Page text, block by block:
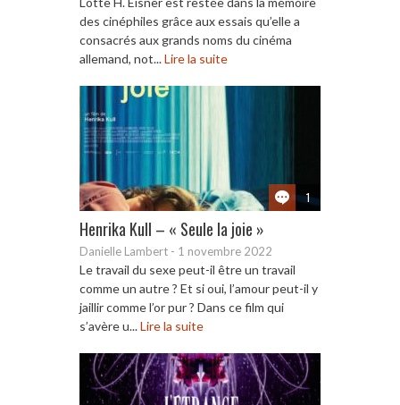
des cinéphiles grâce aux essais qu’elle a
consacrés aux grands noms du cinéma
allemand, not...Lire la suite
1
Henrika Kull – « Seule la joie »
Danielle Lambert - 1 novembre 2022
Le travail du sexe peut-il être un travail
comme un autre ? Et si oui, l’amour peut-il y
jaillir comme l’or pur ? Dans ce film qui
s’avère u...Lire la suite